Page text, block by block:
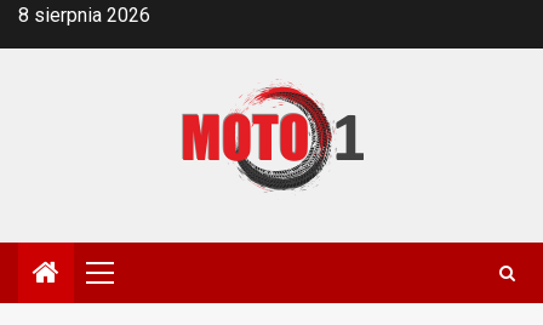
Skip8 sierpnia 2026
Primary
Menu